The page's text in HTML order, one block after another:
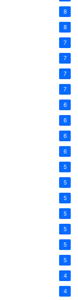
8
8
7
7
7
7
6
6
6
6
5
5
5
5
5
5
5
4
4